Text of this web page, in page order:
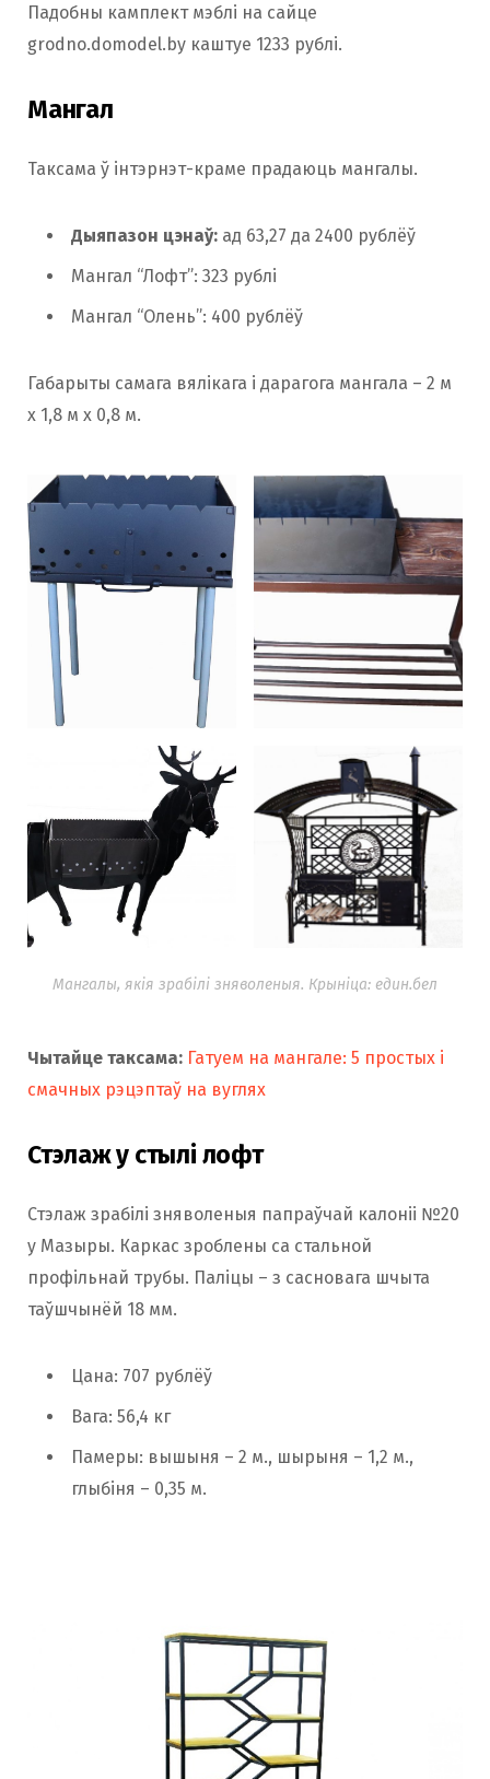
Падобны камплект мэблі на сайце
grodno.domodel.by каштуе 1233 рублі.
Мангал
Таксама ў інтэрнэт-краме прадаюць мангалы.
Дыяпазон цэнаў: ад 63,27 да 2400 рублёў
Мангал “Лофт”: 323 рублі
Мангал “Олень”: 400 рублёў
Габарыты самага вялікага і дарагога мангала – 2 м
х 1,8 м х 0,8 м.
Мангалы, якія зрабілі зняволеныя. Крыніца: един.бел
Чытайце таксама: Гатуем на мангале: 5 простых і
смачных рэцэптаў на вуглях
Стэлаж у стылі лофт
Стэлаж зрабілі зняволеныя папраўчай калоніі №20
у Мазыры. Каркас зроблены са стальной
профільнай трубы. Паліцы – з сасновага шчыта
таўшчынёй 18 мм.
Цана: 707 рублёў
Вага: 56,4 кг
Памеры: вышыня – 2 м., шырыня – 1,2 м.,
глыбіня – 0,35 м.